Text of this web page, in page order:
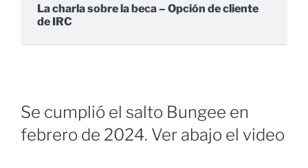
La charla sobre la beca – Opción de cliente
de IRC
Se cumplió el salto Bungee en
febrero de 2024. Ver abajo el video